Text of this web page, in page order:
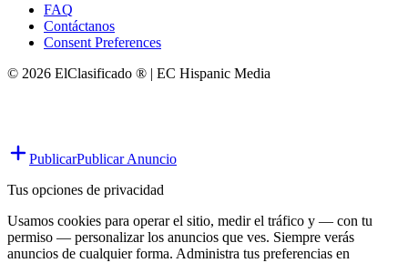
FAQ
Contáctanos
Consent Preferences
© 2026 ElClasificado ® | EC Hispanic Media
PublicarPublicar Anuncio
Tus opciones de privacidad
Usamos cookies para operar el sitio, medir el tráfico y — con tu
permiso — personalizar los anuncios que ves. Siempre verás
anuncios de cualquier forma. Administra tus preferencias en